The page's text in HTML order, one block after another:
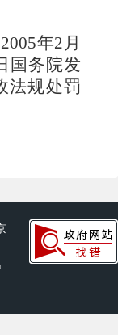
2005年2 月
国务院发
法规处罚